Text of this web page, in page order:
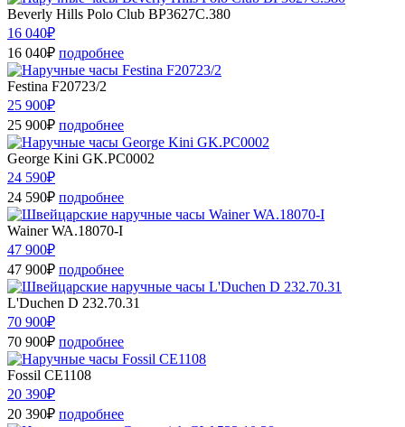
Beverly Hills Polo Club BP3627C.380
16 040₽
16 040₽ подробнее
Festina F20723/2
25 900₽
25 900₽ подробнее
George Kini GK.PC0002
24 590₽
24 590₽ подробнее
Wainer WA.18070-I
47 900₽
47 900₽ подробнее
L'Duchen D 232.70.31
70 900₽
70 900₽ подробнее
Fossil CE1108
20 390₽
20 390₽ подробнее